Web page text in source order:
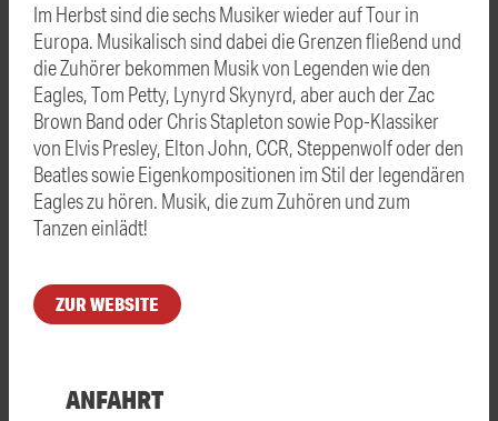
Im Herbst sind die sechs Musiker wieder auf Tour in
Europa. Musikalisch sind dabei die Grenzen fließend und
die Zuhörer bekommen Musik von Legenden wie den
Eagles, Tom Petty, Lynyrd Skynyrd, aber auch der Zac
Brown Band oder Chris Stapleton sowie Pop-Klassiker
von Elvis Presley, Elton John, CCR, Steppenwolf oder den
Beatles sowie Eigenkompositionen im Stil der legendären
Eagles zu hören. Musik, die zum Zuhören und zum
Tanzen einlädt!
ZUR WEBSITE
ANFAHRT